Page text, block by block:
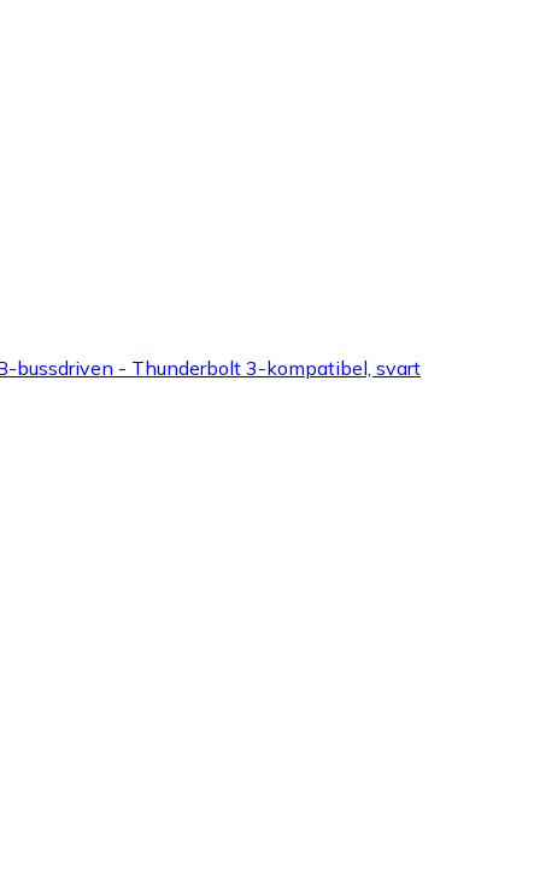
bussdriven - Thunderbolt 3-kompatibel, svart